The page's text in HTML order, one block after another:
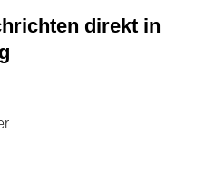
direkt in